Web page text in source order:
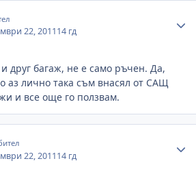
22, 201114 гд
друг багаж, не е само ръчен. Да,
аз лично така съм внасял от САЩ
и все още го ползвам.
22, 201114 гд